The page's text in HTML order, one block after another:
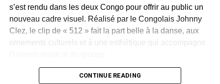
s’est rendu dans les deux Congo pour offrir au public un
nouveau cadre visuel. Réalisé par le Congolais Johnny
Clez, le clip de « 512 » fait la part belle à la danse, aux
ornements culturels et à une esthétique qui accompagne
Ce déplacement traduit aussi une ambition déjà affichée
CONTINUE READING